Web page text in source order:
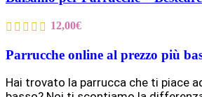
12,00€
Parrucche online al prezzo più
Hai trovato la parrucca che ti piace